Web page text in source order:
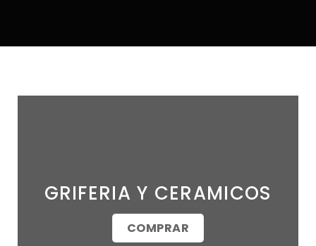
GRIFERIA Y CERAMICOS
COMPRAR